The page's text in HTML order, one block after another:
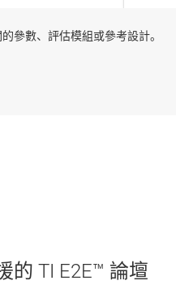
參數、評估模組或參考設計。
的 TI E2E™ 論壇